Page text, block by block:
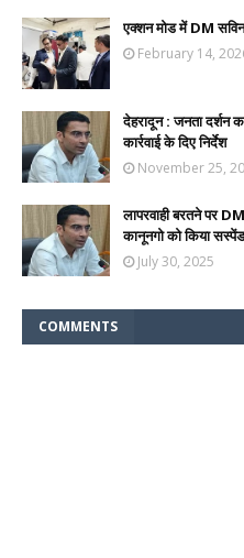
एक्शन मोड में DM
February 14,
देहरादून : जनता दर्शन
कार्रवाई के दिए निर्देश
November 25,
लापरवाही बरतने पर
कानूनगो को किया सस्पेंड
July 30, 2025
COMMENTS